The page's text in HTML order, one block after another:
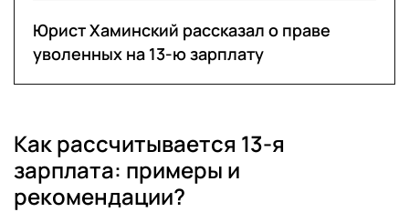
Юрист Хаминский рассказал о праве
уволенных на 13-ю зарплату
Как рассчитывается 13-я
зарплата: примеры и
рекомендации?